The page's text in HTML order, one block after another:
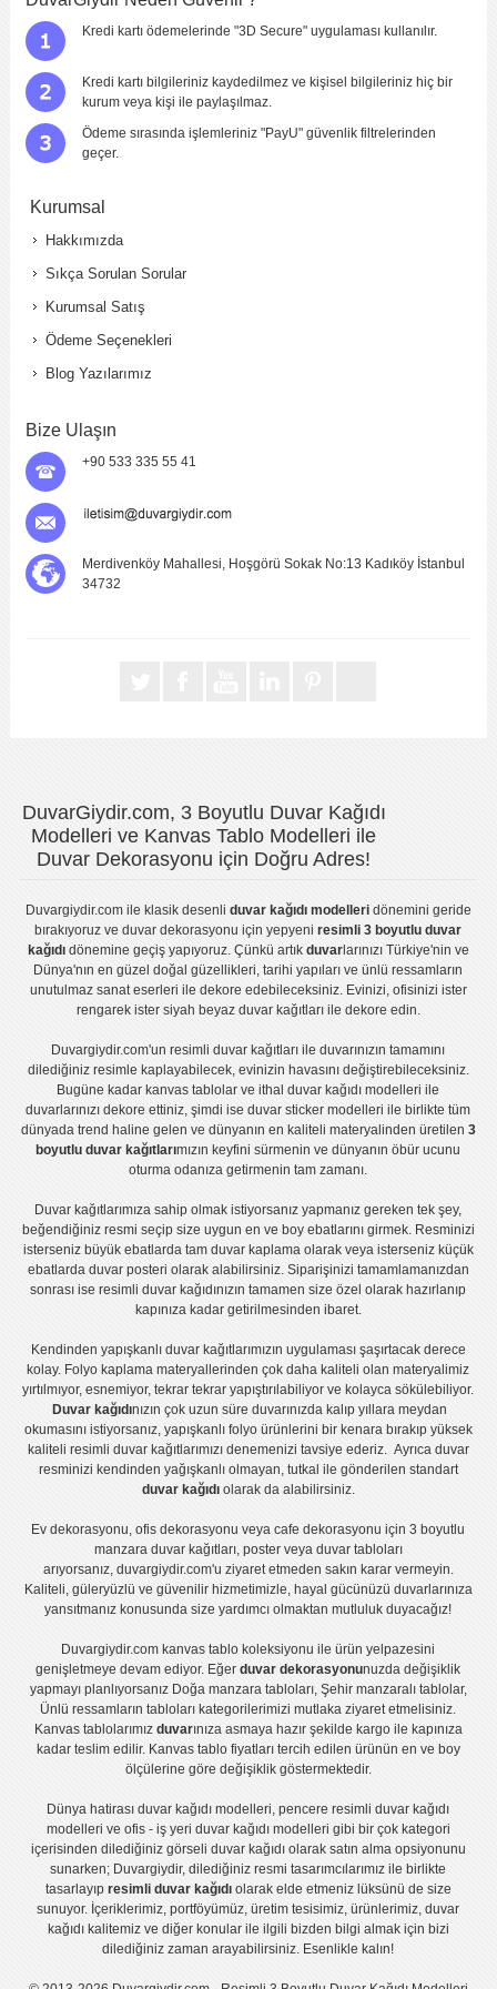
Kredi kartı ödemelerinde "3D Secure" uygulaması kullanılır.
Kredi kartı bilgileriniz kaydedilmez ve kişisel bilgileriniz hiç bir
kurum veya kişi ile paylaşılmaz.
Ödeme sırasında işlemleriniz "PayU" güvenlik filtrelerinden
geçer.
Kurumsal
Hakkımızda
Sıkça Sorulan Sorular
Kurumsal Satış
Ödeme Seçenekleri
Blog Yazılarımız
Bize Ulaşın
+90 533 335 55 41
Merdivenköy Mahallesi, Hoşgörü Sokak No:13 Kadıköy İstanbul
34732
DuvarGiydir.com, 3 Boyutlu Duvar Kağıdı
Modelleri ve Kanvas Tablo Modelleri ile
Duvar Dekorasyonu için Doğru Adres!
Duvargiydir.comile klasik desenli duvar kağıdı modelleridönemini geride
bırakıyoruz veduvar dekorasyonu için yepyeniresimli 3 boyutlu duvar
kağıdıdönemine geçiş yapıyoruz. Çünkü artık duvarlarınızı Türkiye'nin ve
Dünya'nın en güzel doğal güzellikleri, tarihi yapıları ve ünlü ressamların
unutulmaz sanat eserleri ile dekore edebileceksiniz. Evinizi, ofisinizi ister
rengarek ister siyah beyaz duvar kağıtlarıile dekore edin.
Duvargiydir.com'unresimli duvar kağıtları ile duvarınızın tamamını
dilediğiniz resimle kaplayabilecek, evinizin havasını değiştirebileceksiniz.
Bugüne kadar kanvas tablo lar veithal duvar kağıdı modelleri ile
duvarlarınızı dekore ettiniz, şimdi iseduvar sticker modelleri ile birlikte tüm
dünyada trend haline gelen ve dünyanın en kaliteli materyalinden üretilen 3
boyutlu duvar kağıtlarımızın keyfini sürmenin ve dünyanın öbür ucunu
oturma odanıza getirmenin tam zamanı.
Duvar kağıtlarımıza sahip olmak istiyorsanız yapmanız gereken tek şey,
beğendiğiniz resmi seçip size uygun en ve boy ebatlarını girmek. Resminizi
isterseniz büyük ebatlarda tam duvar kaplamaolarak veya isterseniz küçük
ebatlarda duvar posteri olarak alabilirsiniz. Siparişinizi tamamlamanızdan
sonrası iseresimli duvar kağıdınızın tamamen size özel olarak hazırlanıp
kapınıza kadar getirilmesinden ibaret.
Kendinden yapışkanlı duvar kağıtlarımızın uygulamasışaşırtacak derece
kolay. Folyo kaplama materyallerinden çok daha kaliteli olanmateryalimiz
yırtılmıyor, esnemiyor, tekrar tekrar yapıştırılabiliyor ve kolayca sökülebiliyor.
Duvar kağıdınızın çok uzun süre duvarınızda kalıp yıllara meydan
okumasını istiyorsanız, yapışkanlı folyoürünlerini bir kenara bırakıp yüksek
kaliteli resimli duvar kağıtlarımızı denemenizi tavsiye ederiz. Ayrıca duvar
resminizi kendinden yağışkanlı olmayan, tutkal ile gönderilen standart
duvar kağıdıolarak da alabilirsiniz.
Ev dekorasyonu,ofis dekorasyonu veyacafe dekorasyonu için3 boyutlu
manzara duvar kağıtları, posterveya duvar tabloları
arıyorsanız, duvargiydir.com'u ziyaret etmeden sakın karar vermeyin.
Kaliteli, güleryüzlü ve güvenilir hizmetimizle, hayal gücünüzü duvarlarınıza
yansıtmanız konusunda size yardımcı olmaktan mutluluk duyacağız!
Duvargiydir.com kanvas tablo koleksiyonu ile ürün yelpazesini
genişletmeye devam ediyor. Eğerduvar dekorasyonunuzda değişiklik
yapmayı planlıyorsanız Doğa manzara tabloları, Şehir manzaralı tablolar,
Ünlü ressamların tabloları kategorilerimizi mutlaka ziyaret etmelisiniz.
Kanvas tablolarımız duvarınıza asmaya hazır şekilde kargo ile kapınıza
kadar teslim edilir. Kanvas tablo fiyatlarıtercih edilen ürünün en ve boy
ölçülerine göre değişiklik göstermektedir.
Dünya hatirası duvar kağıdı modelleri,pencere resimli duvar kağıdı
modelleri ve ofis - iş yeri duvar kağıdı modelleri gibi bir çok kategori
içerisinden dilediğiniz görseli duvar kağıdı olarak satın alma opsiyonunu
sunarken; Duvargiydir, dilediğiniz resmi tasarımcılarımız ile birlikte
tasarlayıp resimli duvar kağıdıolarak elde etmeniz lüksünü de size
sunuyor. İçeriklerimiz, portföyümüz, üretim tesisimiz, ürünlerimiz, duvar
kağıdı kalitemiz ve diğer konular ile ilgili bizden bilgi almak için bizi
dilediğiniz zaman arayabilirsiniz. Esenlikle kalın!